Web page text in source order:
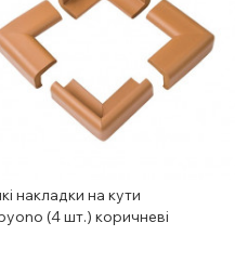
накладки на кути
(4 шт.) коричневі